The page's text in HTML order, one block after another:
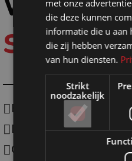
Eigen productie
Duurzaam
One-stop-shoping
met onze
die deze kunnen
informatie die u aan
die zij hebben
van hun diensten.
Strikt
noodzakelijk